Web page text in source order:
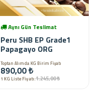
Aynı Gün Teslimat
Peru SHB EP Grade1
Papagayo ORG
Toptan Alımda KG Birim Fiyatı
890,00 ₺
1 KG Liste Fiyatı:1.245,00 ₺